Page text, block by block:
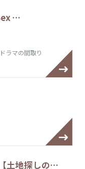
…
ラマの間取り
土地探しの…